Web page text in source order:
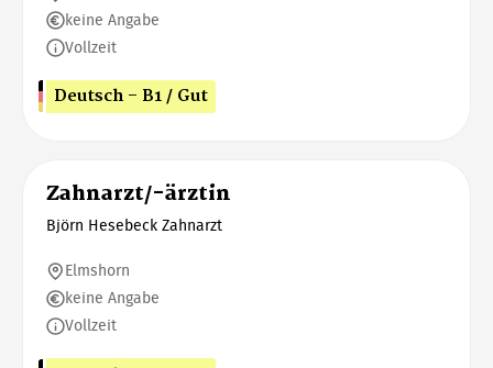
keine Angabe
Vollzeit
Deutsch - B1 / Gut
Zahnarzt/-ärztin
Björn Hesebeck Zahnarzt
Elmshorn
keine Angabe
Vollzeit